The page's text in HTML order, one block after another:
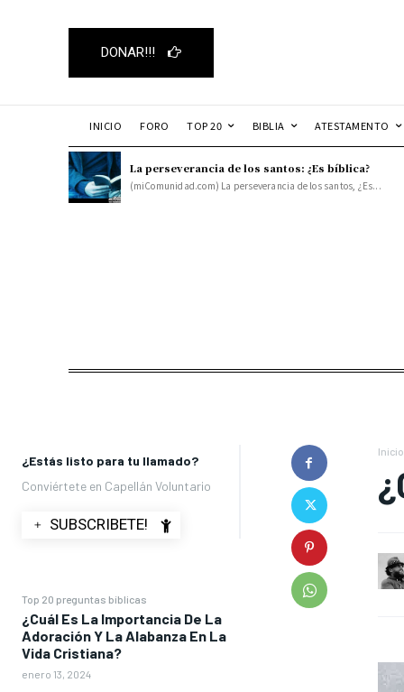
DONAR!!!
INICIO FORO TOP 20 BIBLIA ATESTAMENTO
La perseverancia de los santos: ¿Es bíblica?
(miComunidad.com) La perseverancia de los santos, ¿Es...
¿Estás listo para tu llamado?
Conviértete en Capellán Voluntario
﹢ SUBSCRIBETE!
Top 20 preguntas bíblicas
¿Cuál Es La Importancia De La
Adoración Y La Alabanza En La
Vida Cristiana?
enero 13, 2024
Inicio